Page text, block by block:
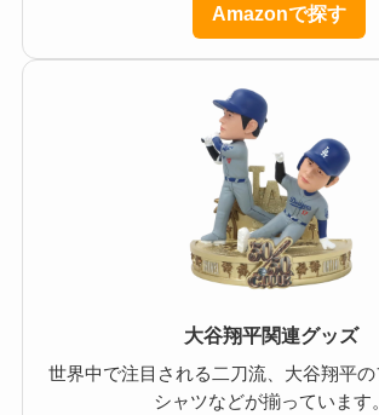
Amazonで探す
大谷翔平関連グッズ
世界中で注目される二刀流、大谷翔平
シャツなどが揃っています。